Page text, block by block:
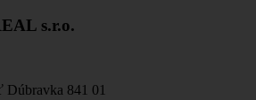
s.r.o.
Dúbravka 841 01